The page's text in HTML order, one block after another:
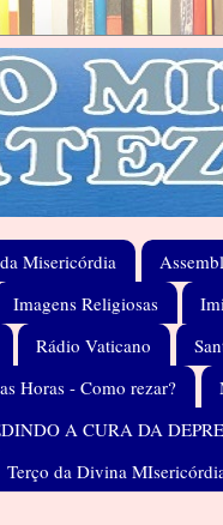
Misericórdia
Imagens Religiosas
Rádio Vaticano
Horas - Como rezar?
A CURA DA
Terço da Divina